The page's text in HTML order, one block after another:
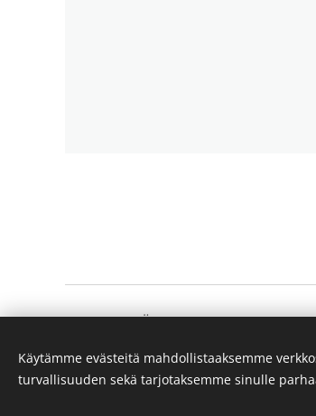
SOINILANMÄKI
Käytämme evästeitä mahdollistaaksemme
turvallisuuden sekä tarjotaksemme sinulle